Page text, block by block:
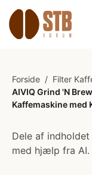
Forside / Filter
AIVIQ Grind 'N
Kaffemaskine med
Dele af
med hjælp fra AI.